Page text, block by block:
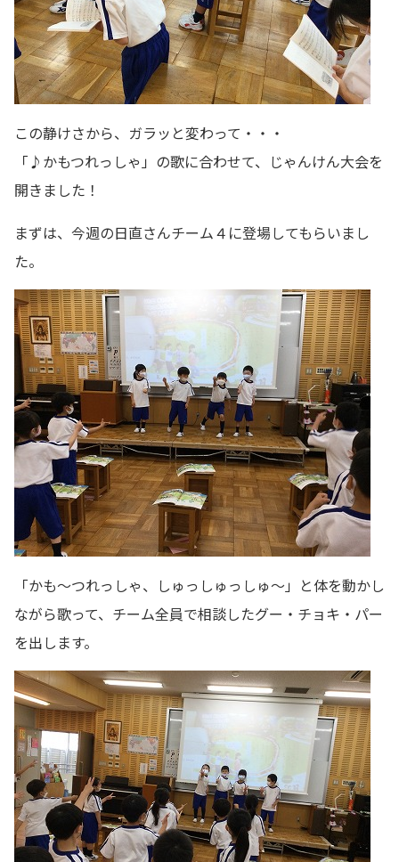
この静けさから、ガラッと変わって・・・
「♪かもつれっしゃ」の歌に合わせて、じゃんけん大会を
開きました！
まずは、今週の日直さんチーム４に登場してもらいまし
た。
「かも～つれっしゃ、しゅっしゅっしゅ～」と体を動かし
ながら歌って、チーム全員で相談したグー・チョキ・パー
を出します。